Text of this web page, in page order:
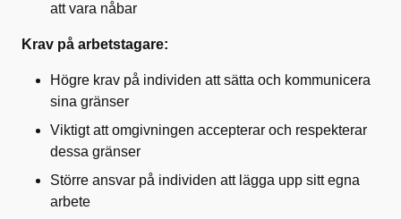
att vara nåbar
Krav på arbetstagare:
Högre krav på individen att sätta och kommunicera
sina gränser
Viktigt att omgivningen accepterar och respekterar
dessa gränser
Större ansvar på individen att lägga upp sitt egna
arbete